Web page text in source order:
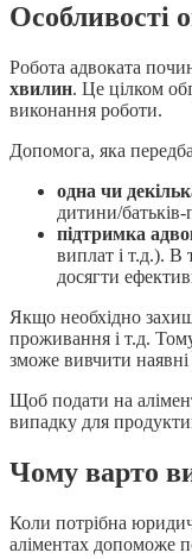
Особливості
Робота адвоката
хвилин. Це цілком
виконання роботи.
Допомога, яка
одна чи
дитини/
підтримка
виплат і т.д.). В
досягти
Якщо необхідно
проживання і т.д.
зможе вивчити
Щоб подати на
випадку для
Чому варто
Коли потрібна
аліментах допоможе